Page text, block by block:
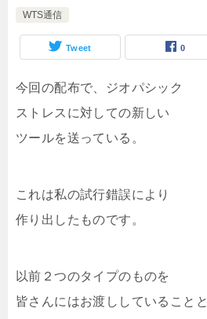
WTS通信
Tweet 0
今回の配布で、ジオパシック
ストレスに対しての新しい
ツールを送っている。
これは私の試行錯誤により
作り出したものです。
以前２つのタイプのものを
皆さんにはお渡ししていることと